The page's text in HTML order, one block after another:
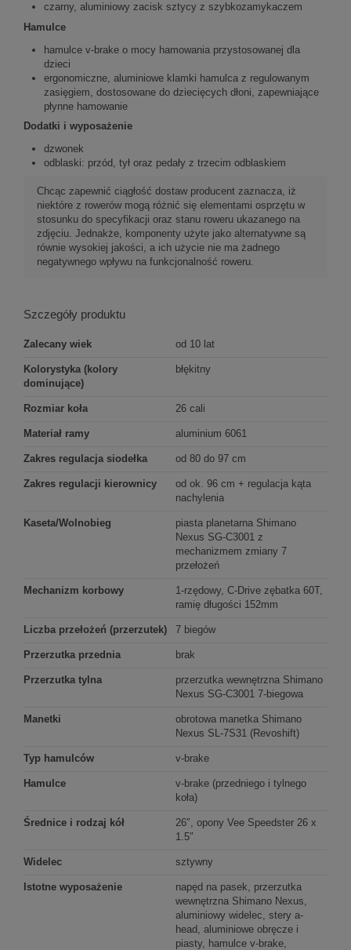
czarny, aluminiowy zacisk sztycy z szybkozamykaczem
Hamulce
hamulce v-brake o mocy hamowania przystosowanej dla
dzieci
ergonomiczne, aluminiowe klamki hamulca z regulowanym
zasięgiem, dostosowane do dziecięcych dłoni, zapewniające
płynne hamowanie
Dodatki i wyposażenie
dzwonek
odblaski: przód, tył oraz pedały z trzecim odblaskiem
Chcąc zapewnić ciągłość dostaw producent zaznacza, iż
niektóre z rowerów mogą różnić się elementami osprzętu w
stosunku do specyfikacji oraz stanu roweru ukazanego na
zdjęciu. Jednakże, komponenty użyte jako alternatywne są
równie wysokiej jakości, a ich użycie nie ma żadnego
negatywnego wpływu na funkcjonalność roweru.
Szczegóły produktu
Zalecany wiek od 10 lat
Kolorystyka (kolory
dominujące)
błękitny
Rozmiar koła 26 cali
Materiał ramy aluminium 6061
Zakres regulacja siodełka od 80 do 97 cm
Zakres regulacji kierownicy
od ok. 96 cm + regulacja kąta
nachylenia
Kaseta/Wolnobieg
piasta planetarna Shimano
Nexus SG-C3001 z
mechanizmem zmiany 7
przełożeń
Mechanizm korbowy
1-rzędowy, C-Drive zębatka 60T,
ramię długości 152mm
Liczba przełożeń (przerzutek) 7 biegów
Przerzutka przednia brak
Przerzutka tylna
przerzutka wewnętrzna Shimano
Nexus SG-C3001 7-biegowa
Manetki
obrotowa manetka Shimano
Nexus SL-7S31 (Revoshift)
Typ hamulców v-brake
Hamulce
v-brake (przedniego i tylnego
koła)
Średnice i rodzaj kół
26″, opony Vee Speedster 26 x
1.5″
Widelec sztywny
Istotne wyposażenie
napęd na pasek, przerzutka
wewnętrzna Shimano Nexus,
aluminiowy widelec, stery a-
head, aluminiowe obręcze i
piasty, hamulce v-brake,